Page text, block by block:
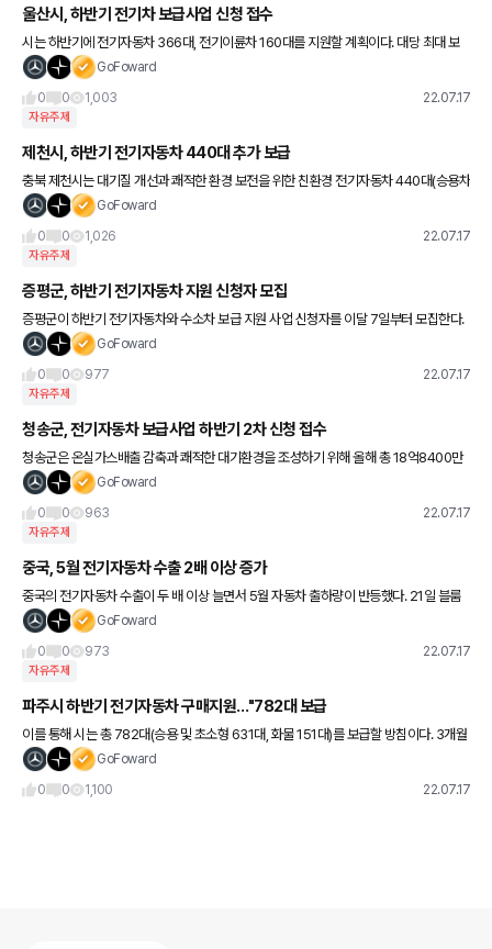
울산시, 하반기 전기차 보급사업 신청 접수
시는 하반기에 전기자동차 366대, 전기이륜차 160대를 지원할 계획이다. 대당 최대 보
조금은 상반기와 같은 승용 1천50만원(국비 700만원, 시비 350만원), 화물(소형) 1천8
GoFoward
0
0 1,003 22.07.17
자유주제
제천시, 하반기 전기자동차 440대 추가 보급
충북 제천시는 대기질 개선과 쾌적한 환경 보전을 위한 친환경 전기자동차 440대(승용차
260대, 화물차 180대)를 추가 보급한다. 전기자동차 구매 지원은 차종에 따라 전기승용
GoFoward
0
0 1,026 22.07.17
자유주제
증평군, 하반기 전기자동차 지원 신청자 모집
증평군이 하반기 전기자동차와 수소차 보급 지원 사업 신청자를 이달 7일부터 모집한다.
보급대수는 전기자동차 23대(승용차 11대, 화물차 12대), 수소차 3대로 전기자동차 지원
GoFoward
0
0 977 22.07.17
자유주제
청송군, 전기자동차 보급사업 하반기 2차 신청 접수
청송군은 온실가스배출 감축과 쾌적한 대기환경을 조성하기 위해 올해 총 18억8400만
원(국비61%, 도비 16%, 군비23%)의 예산으로 123대의 전기자동차 보조금을 지원할
GoFoward
0
0 963 22.07.17
자유주제
중국, 5월 전기자동차 수출 2배 이상 증가
중국의 전기자동차 수출이 두 배 이상 늘면서 5월 자동차 출하량이 반등했다. 21일 블룸
버그통신에 따르면 5월 중국에서 제조된 전기차 수출액은 12억 달러(1조5516억 원)로
GoFoward
0
0 973 22.07.17
자유주제
파주시 하반기 전기자동차 구매지원…"782대 보급
이를 통해 시는 총 782대(승용 및 초소형 631대, 화물 151대)를 보급할 방침이다. 3개월
이상 파주시에 주소를 둔 개인 또는 법인이면 누구나 신청할 수 있다.
GoFoward
0
0 1,100 22.07.17